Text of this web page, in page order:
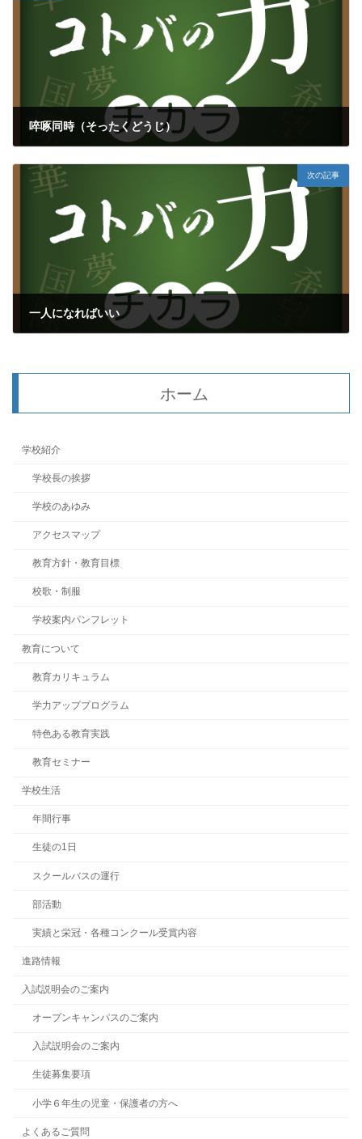
啐啄同時（そったくどうじ）
次の記事
一人になればいい
ホーム
学校紹介
学校長の挨拶
学校のあゆみ
アクセスマップ
教育方針・教育目標
校歌・制服
学校案内パンフレット
教育について
教育カリキュラム
学力アッププログラム
特色ある教育実践
教育セミナー
学校生活
年間行事
生徒の1日
スクールバスの運行
部活動
実績と栄冠・各種コンクール受賞内容
進路情報
入試説明会のご案内
オープンキャンパスのご案内
入試説明会のご案内
生徒募集要項
小学６年生の児童・保護者の方へ
よくあるご質問